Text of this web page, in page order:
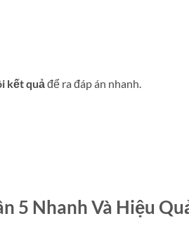
kết quảđể ra đáp án nhanh.
5 Nhanh Và Hiệu